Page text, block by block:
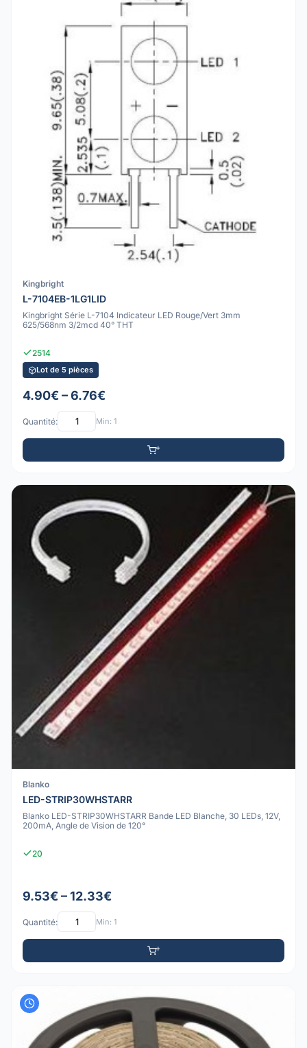
Kingbright
L-7104EB-1LG1LID
Kingbright Série L-7104 Indicateur LED Rouge/Vert 3mm
625/568nm 3/2mcd 40° THT
2514
Lot de 5 pièces
4.90€ – 6.76€
Quantité: Min: 1
Blanko
LED-STRIP30WHSTARR
Blanko LED-STRIP30WHSTARR Bande LED Blanche, 30 LEDs, 12V,
200mA, Angle de Vision de 120°
20
9.53€ – 12.33€
Quantité: Min: 1